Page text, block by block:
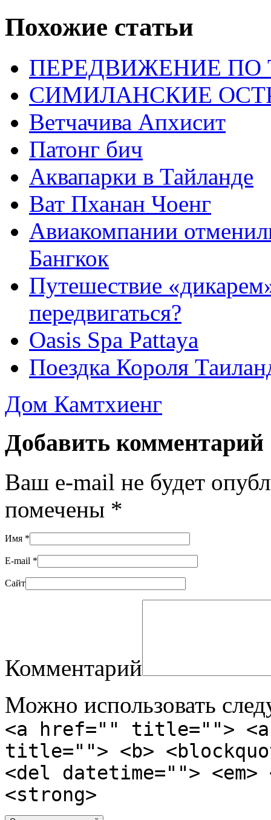
Похожие статьи
ПЕРЕДВИЖЕНИЕ ПО
СИМИЛАНСКИЕ
Ветчачива Апхисит
Патонг бич
Аквапарки в Тайланде
Ват Пханан Чоенг
Авиакомпании
Бангкок
Путешествие
передвигаться?
Oasis Spa Pattaya
Поездка Короля
Дом Камтхиенг
Добавить комментарий
Ваш e-mail не будет
помечены *
Имя *
E-mail *
Сайт
Комментарий
Можно использовать
<a href="" title="">
title=""> <b>
<del datetime="">
<strong>